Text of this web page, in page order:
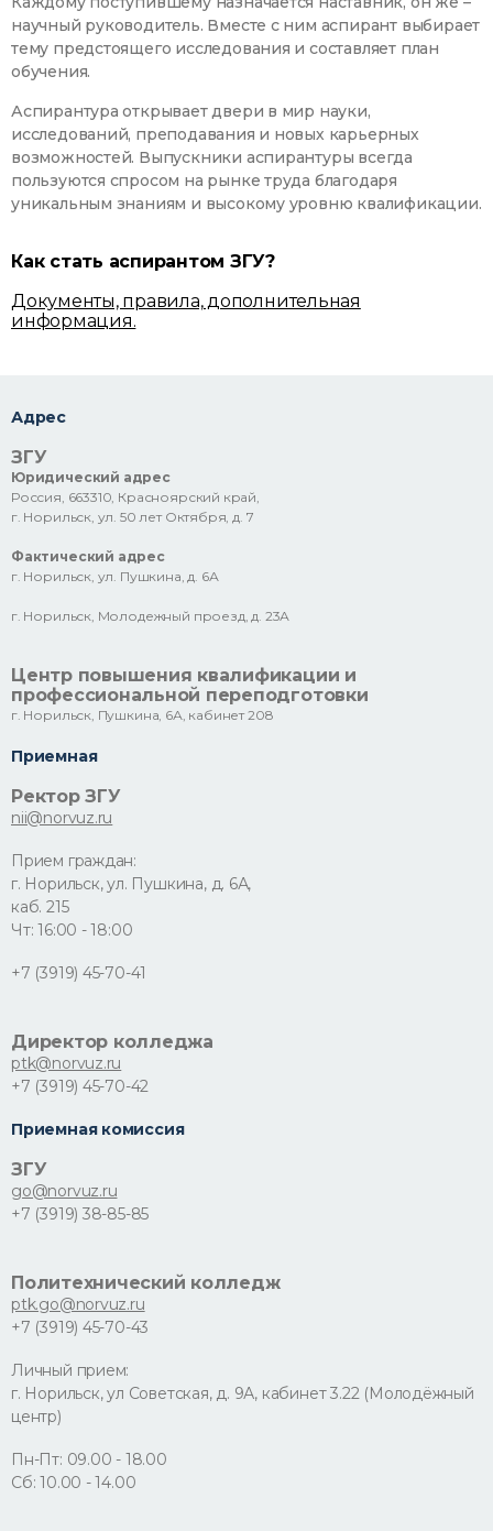
научный руководитель. Вместе с ним аспирант выбирает
тему предстоящего исследования и составляет план
обучения.
Аспирантура открывает двери в мир науки,
исследований, преподавания и новых карьерных
возможностей. Выпускники аспирантуры всегда
пользуются спросом на рынке труда благодаря
уникальным знаниям и высокому уровню квалификации.
Как стать аспирантом ЗГУ?
Документы, правила, дополнительная
информация.
Адрес
ЗГУ
Юридический адрес
Россия, 663310, Красноярский край,
г. Норильск, ул. 50 лет Октября, д. 7
Фактический адрес
г. Норильск, ул. Пушкина, д. 6А
г. Норильск, Молодежный проезд, д. 23А
Центр повышения квалификации и
профессиональной переподготовки
г. Норильск, Пушкина, 6А, кабинет 208
Приемная
Ректор ЗГУ
nii@norvuz.ru
Прием граждан:
г. Норильск, ул. Пушкина, д. 6А,
каб. 215
Чт: 16:00 - 18:00
+7 (3919) 45-70-41
Директор колледжа
ptk@norvuz.ru
+7 (3919) 45-70-42
Приемная комиссия
ЗГУ
go@norvuz.ru
+7 (3919) 38-85-85
Политехнический колледж
ptk.go@norvuz.ru
+7 (3919) 45-70-43
Личный прием:
г. Норильск, ул Советская, д. 9А, кабинет 3.22 (Молодёжный
центр)
Пн-Пт: 09.00 - 18.00
Сб: 10.00 - 14.00